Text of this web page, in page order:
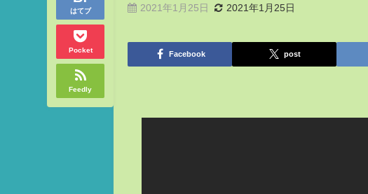
はてブ
Pocket
Feedly
2021年1月25日 2021年1月25日
Facebook post